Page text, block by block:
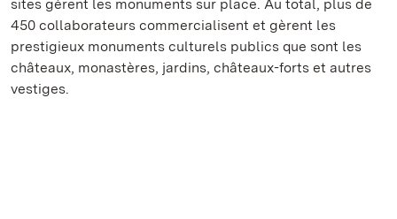
sites gèrent les monuments sur place. Au total, plus de
450 collaborateurs commercialisent et gèrent les
prestigieux monuments culturels publics que sont les
châteaux, monastères, jardins, châteaux-forts et autres
vestiges.